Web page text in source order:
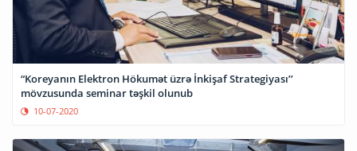
“Koreyanın Elektron Hökumət üzrə İnkişaf Strategiyası’’
mövzusunda seminar təşkil olunub
10-07-2020